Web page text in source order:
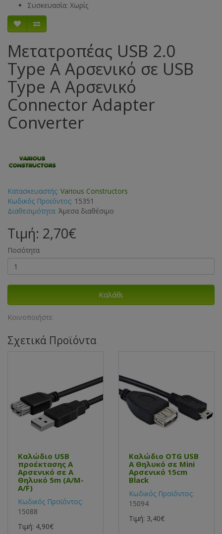
Συσκευασία: Χωρίς
Μετατροπέας USB 2.0
Type Α Αρσενικό σε USB
Type Α Αρσενικό
Connector Adapter
Converter
Κατασκευαστής: Various Constructors
Κωδικός Προϊόντος: 15351
Διαθεσιμότητα: Άμεσα διαθέσιμο
Τιμή: 2,70€
Ποσότητα
Καλάθι
Κοινοποιήστε
Σχετικά Προϊόντα
Καλώδιο USB
προέκτασης Α
Αρσενικό σε Α
Θηλυκό 5m (A/M-
A/F)
Κωδικός Προϊόντος:
15088
Τιμή: 4,90€
Καλώδιο OTG USB
Α Θηλυκό σε Mini
Αρσενικό 15cm
Black
Κωδικός Προϊόντος:
15094
Τιμή: 3,40€